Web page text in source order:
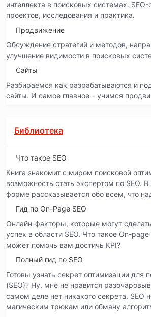
интеллекта в поисковых системах.
проектов, исследования и практика.
Продвижение
Обсуждение стратегий и методов,
улучшение видимости в поисковых
Сайты
Разбираемся как разрабатываются и
сайты. И самое главное – учимся
Библиотека
Что такое SEO
Книга знакомит с миром поисковой
возможность стать экспертом по SEO. В
форме рассказывается обо всем, что
Гид по On-Page SEO
Онлайн-факторы, которые могут
успех в области SEO. Что такое On-page
может помочь вам достичь KPI?
Полный гид по SEO
Готовы узнать секрет оптимизации для
(SEO)? Ну, мне не нравится
самом деле нет никакого секрета. SEO
магическим трюкам или обману